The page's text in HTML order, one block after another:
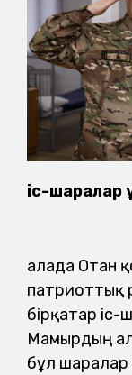
іс-
Қалада Отан
патриоттық
бірқатар
Мамырдың
бұл шаралар